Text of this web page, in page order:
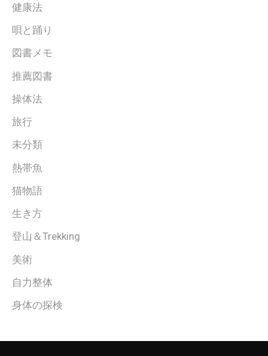
健康法
唄と踊り
図書メモ
推薦図書
操体法
旅行
未分類
熱帯魚
猫物語
生き方
登山＆Trekking
美術
自力整体
身体の探検